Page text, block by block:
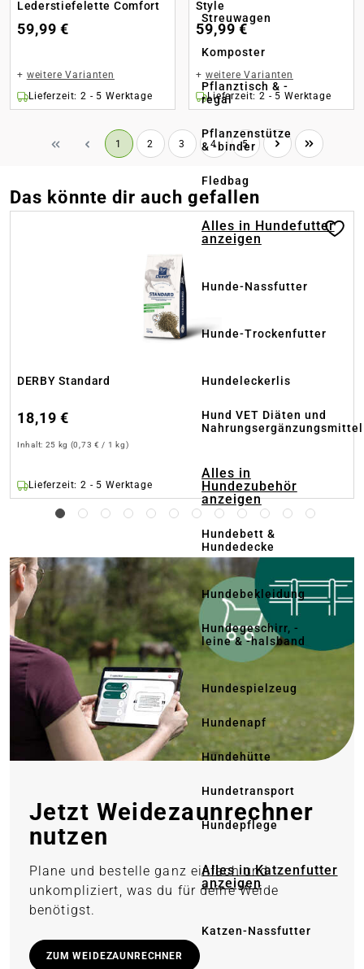
Streuwagen
Komposter
Pflanztisch & -
regal
Pflanzenstütze
& -binder
Fledbag
Alles in Hundefutter
anzeigen
Hunde-Nassfutter
Hunde-Trockenfutter
Hundeleckerlis
Hund VET Diäten und
Nahrungsergänzungsmittel
Alles in
Hundezubehör
anzeigen
Hundebett &
Hundedecke
Hundebekleidung
Hundegeschirr, -
leine & -halsband
Hundespielzeug
Hundenapf
Hundehütte
Hundetransport
Hundepflege
Alles in Katzenfutter
anzeigen
Katzen-Nassfutter
Lederstiefelette Comfort
59,99 €
+ weitere Varianten
Lieferzeit: 2 - 5 Werktage
Style
59,99 €
+ weitere Varianten
Lieferzeit: 2 - 5 Werktage
Seite
1 Seite
2 Seite
3 Seite
4 Seite
5
Das könnte dir auch gefallen
DERBY Standard
18,19 €
Inhalt: 25 kg (0,73 € / 1 kg)
Lieferzeit: 2 - 5 Werktage
Jetzt Weidezaun­rechner
nutzen
Plane und bestelle ganz einfach und
unkompliziert, was du für deine Weide
benötigst.
ZUM WEIDEZAUNRECHNER